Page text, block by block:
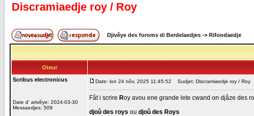
Discramiaedje roy / Roy
Djivêye des foroms di Berdelaedjes -> Rifondaedje
Oteur
Scribus electronicus
Date d' arivêye: 2024-03-30
Messaedjes: 509
Date: lon 24 nôv, 2025 11:45:52 Sudjet: Discramiaedje roy / Roy
Fåt i scrire Roy avou ene grande lete cwand on djåze des
djoû des roys ou djoû des Roys